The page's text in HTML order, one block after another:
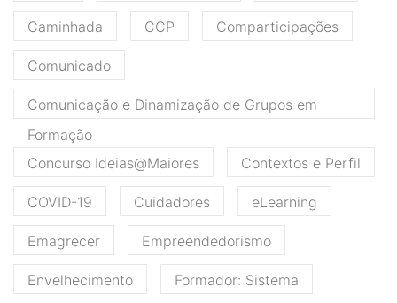
Caminhada CCP Comparticipações
Comunicado
Comunicação e Dinamização de Grupos em
Formação
Concurso Ideias@Maiores
Contextos e Perfil
COVID-19 Cuidadores eLearning
Emagrecer Empreendedorismo
Envelhecimento Formador: Sistema